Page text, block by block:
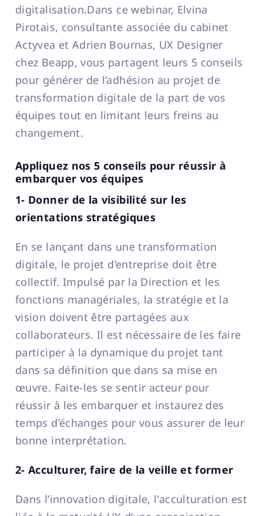
digitalisation.Dans ce webinar, Elvina
Pirotais, consultante associée du cabinet
Actyvea et Adrien Bournas, UX Designer
chez Beapp, vous partagent leurs 5 conseils
pour générer de l’adhésion au projet de
transformation digitale de la part de vos
équipes tout en limitant leurs freins au
changement.
Appliquez nos 5 conseils pour réussir à
embarquer vos équipes
1- Donner de la visibilité sur les
orientations stratégiques
En se lançant dans une transformation
digitale, le projet d’entreprise doit être
collectif. Impulsé par la Direction et les
fonctions managériales, la stratégie et la
vision doivent être partagées aux
collaborateurs. Il est nécessaire de les faire
participer à la dynamique du projet tant
dans sa définition que dans sa mise en
œuvre. Faite-les se sentir acteur pour
réussir à les embarquer et instaurez des
temps d’échanges pour vous assurer de leur
bonne interprétation.
2- Acculturer, faire de la veille et former
Dans l’innovation digitale, l'acculturation est